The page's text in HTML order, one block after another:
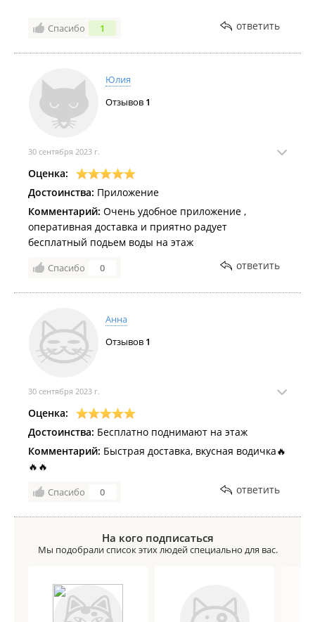
Спасибо 1 ответить
Юлия
Отзывов 1
30 сентября 2023 г.
Оценка:
Достоинства: Приложение
Комментарий: Очень удобное приложение ,
оперативная доставка и приятно радует
бесплатный подьем воды на этаж
Спасибо 0 ответить
Анна
Отзывов 1
30 сентября 2023 г.
Оценка:
Достоинства: Бесплатно поднимают на этаж
Комментарий: Быстрая доставка, вкусная водичка🔥
🔥🔥
Спасибо 0 ответить
На кого подписаться
Мы подобрали список этих людей специально для вас.